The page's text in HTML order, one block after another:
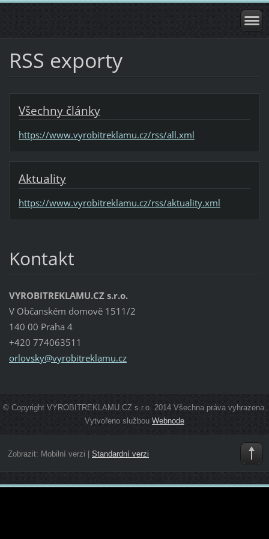
RSS exporty
Všechny články
https://www.vyrobitreklamu.cz/rss/all.xml
Aktuality
https://www.vyrobitreklamu.cz/rss/aktuality.xml
Kontakt
VYROBITREKLAMU.CZ s.r.o.
V Občanském domově 1511/2
140 00 Praha 4
+420 774063511
orlovsky@vyrobitreklamu.cz
© Copyright VYROBITREKLAMU.CZ s.r.o. 2014 Všechna práva vyhrazena.
Vytvořeno službou Webnode
Zobrazit: Mobilní verzi Standardní verzi